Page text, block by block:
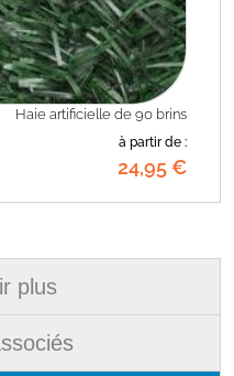
Haie artificielle de 90 brins
à partir de :
24,95€
plus